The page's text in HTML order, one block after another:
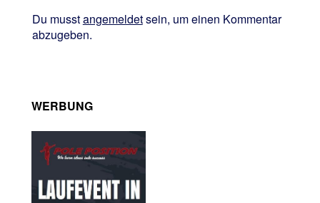
Du musstangemeldetsein, um einen Kommentar
abzugeben.
WERBUNG